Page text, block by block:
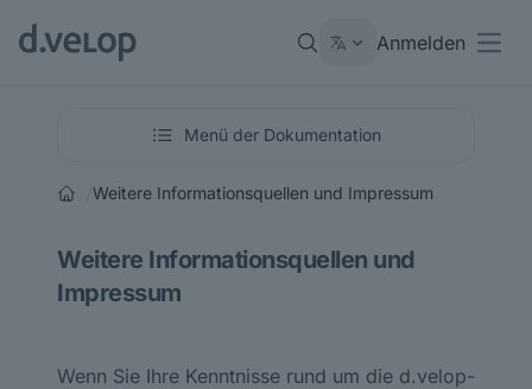
Anmelden
Menü der Dokumentation
Weitere Informationsquellen und Impressum
Weitere Informationsquellen und
Impressum
Wenn Sie Ihre Kenntnisse rund um die d.velop-